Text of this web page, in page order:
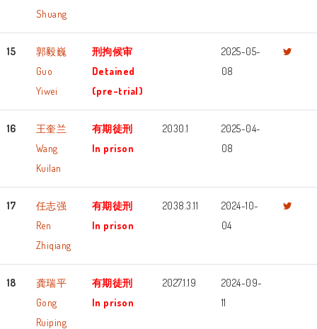
Shuang
15
郭毅巍
Guo
Yiwei
刑拘候审
Detained
(pre-trial)
2025-05-
08
16
王奎兰
Wang
Kuilan
有期徒刑
In prison
2030.1
2025-04-
08
17
任志强
Ren
Zhiqiang
有期徒刑
In prison
2038.3.11
2024-10-
04
18
龚瑞平
Gong
Ruiping
有期徒刑
In prison
2027.1.19
2024-09-
11